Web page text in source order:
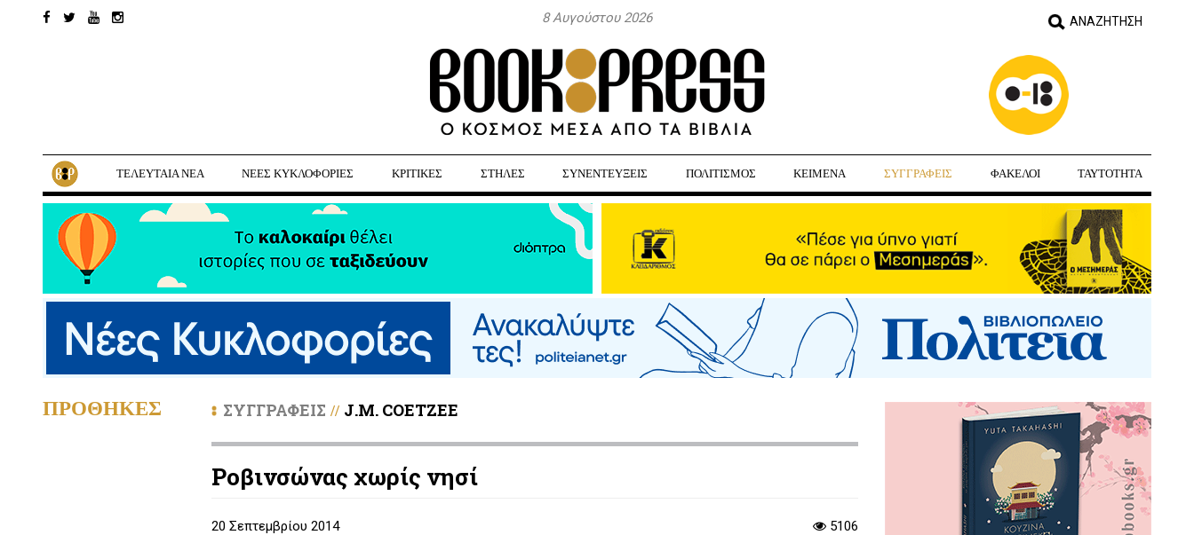
8 Αυγούστου 2026
ΤΕΛΕΥΤΑΙΑ ΝΕΑ ΝΕΕΣ ΚΥΚΛΟΦΟΡΙΕΣ ΚΡΙΤΙΚΕΣ ΣΤΗΛΕΣ ΣΥΝΕΝΤΕΥΞΕΙΣ ΠΟΛΙΤΙΣΜΟΣ ΚΕΙΜΕΝΑ ΣΥΓΓΡΑΦΕΙΣ ΦΑΚΕΛΟΙ ΤΑΥΤΟΤΗΤΑ
ΣΥΓΓΡΑΦΕΙΣ // J.M. COETZEE
Ρoβινσώνας χωρίς νησί
20 Σεπτεμβρίου 2014 5106
ΠΡΟΘΗΚΕΣ